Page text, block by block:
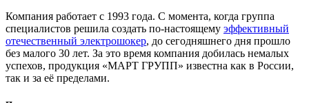
Компания работает с 1993 года. С момента, когда группа
специалистов решила создать по-настоящему эффективный
отечественный электрошокер, до сегодняшнего дня прошло
без малого 30 лет. За это время компания добилась немалых
успехов, продукция «МАРТ ГРУПП» известна как в России,
так и за её пределами.